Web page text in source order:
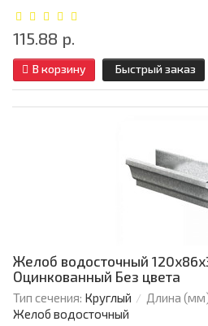
115.88 р.
В корзину Быстрый заказ
Желоб водосточный
Оцинкованный Без цвета
Тип сечения: Круглый Длина
Желоб водосточный